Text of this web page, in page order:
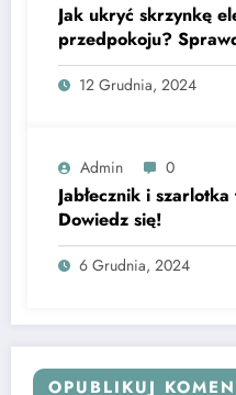
Jak ukryć skrzynkę
przedpokoju?
12 Grudnia, 2024
Admin 0
Jabłecznik i
Dowiedz się!
6 Grudnia, 2024
OPUBLIKUJ